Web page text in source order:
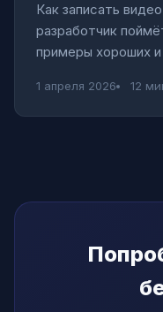
Как записать
разработчик
примеры хороших и
1 апреля 2026 12